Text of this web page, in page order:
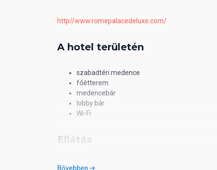
http//www.romepalacedeluxe.com/
A hotel területén
szabadtéri medence
főétterem
medencebár
lobby bár
Wi-Fi
Ellátás
AI - All inclusive
Bővebben